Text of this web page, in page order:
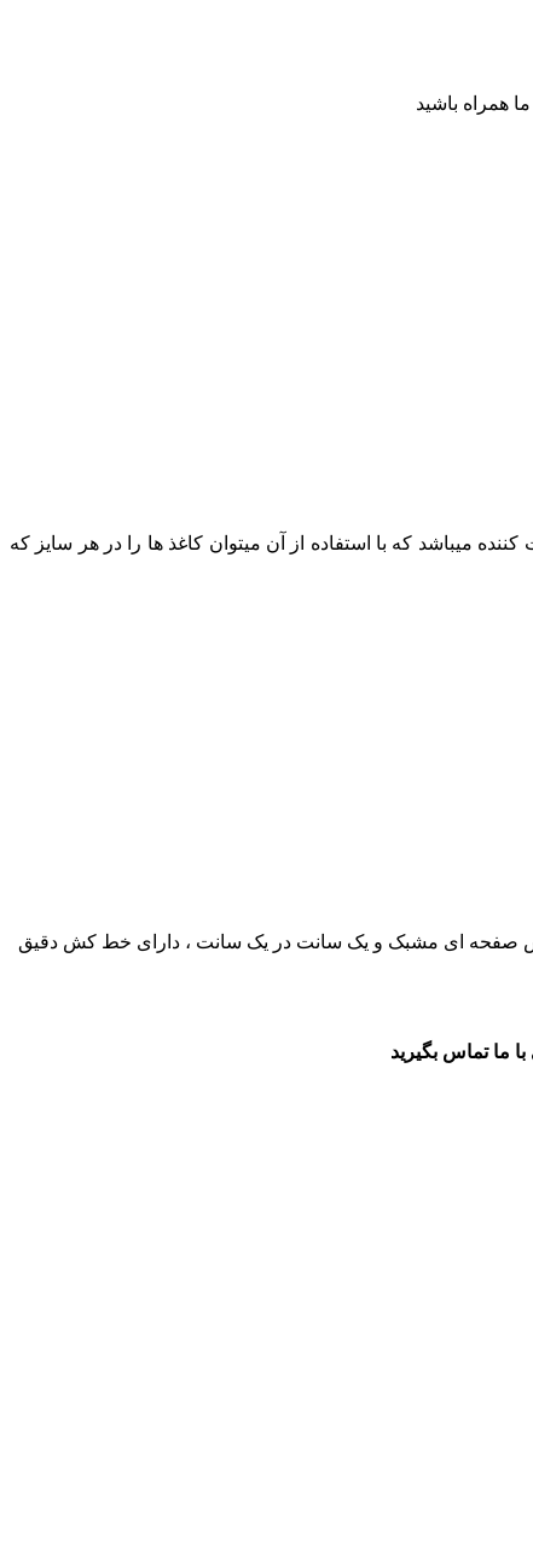
ما همراه باشید
میباشد که با استفاده از آن میتوان کاغذ ها را در هر سایز که
برش صفحه ای مشبک و یک سانت در یک سانت ، دارای خط کش دقیق
ما تماس بگیرید